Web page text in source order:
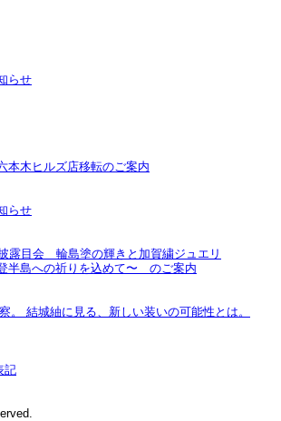
らせ
本木ヒルズ店移転のご案内
らせ
露目会 輪島塗の輝きと加賀繍ジュエリ
祈りを込めて〜 のご案内
記